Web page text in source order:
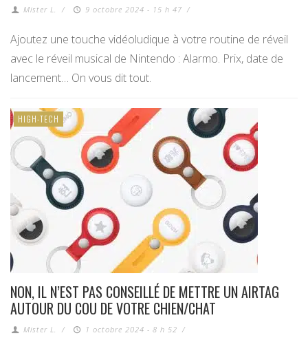
Mister L. / 9 octobre 2024 - 15 h 47 /
Ajoutez une touche vidéoludique à votre routine de réveil
avec le réveil musical de Nintendo : Alarmo. Prix, date de
lancement… On vous dit tout.
HIGH-TECH
NON, IL N’EST PAS CONSEILLÉ DE METTRE UN AIRTAG
AUTOUR DU COU DE VOTRE CHIEN/CHAT
Mister L. / 1 octobre 2024 - 8 h 52 /